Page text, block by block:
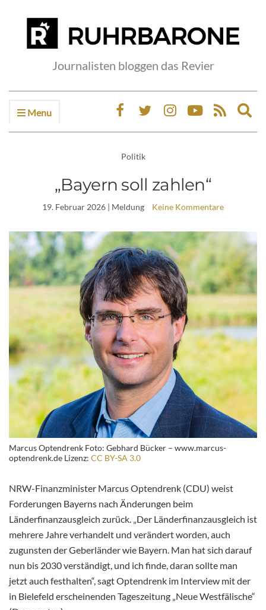
Journalisten bloggen das Revier
Menu
Politik
„Bayern soll zahlen“
19. Februar 2026 | Meldung Keine Kommentare
Marcus Optendrenk Foto: Gebhard Bücker – www.marcus-
optendrenk.de Lizenz: CC BY-SA 3.0
NRW-Finanzminister Marcus Optendrenk (CDU) weist
Forderungen Bayerns nach Änderungen beim
Länderfinanzausgleich zurück. „Der Länderfinanzausgleich ist
mehrere Jahre verhandelt und verändert worden, auch
zugunsten der Geberländer wie Bayern. Man hat sich darauf
nun bis 2030 verständigt, und ich finde, daran sollte man
jetzt auch festhalten“, sagt Optendrenk im Interview mit der
in Bielefeld erscheinenden Tageszeitung „Neue Westfälische“